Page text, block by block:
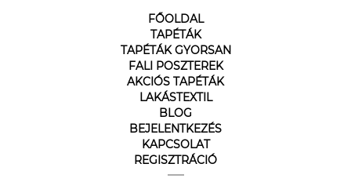
FŐOLDAL
TAPÉTÁK
TAPÉTÁK GYORSAN
FALI POSZTEREK
AKCIÓS TAPÉTÁK
LAKÁSTEXTIL
BLOG
BEJELENTKEZÉS
KAPCSOLAT
REGISZTRÁCIÓ